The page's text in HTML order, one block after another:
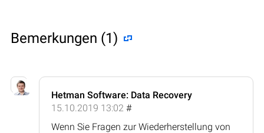
Bemerkungen (1)
Hetman Software: Data Recovery
15.10.2019 13:02 #
Wenn Sie Fragen zur Wiederherstellung von